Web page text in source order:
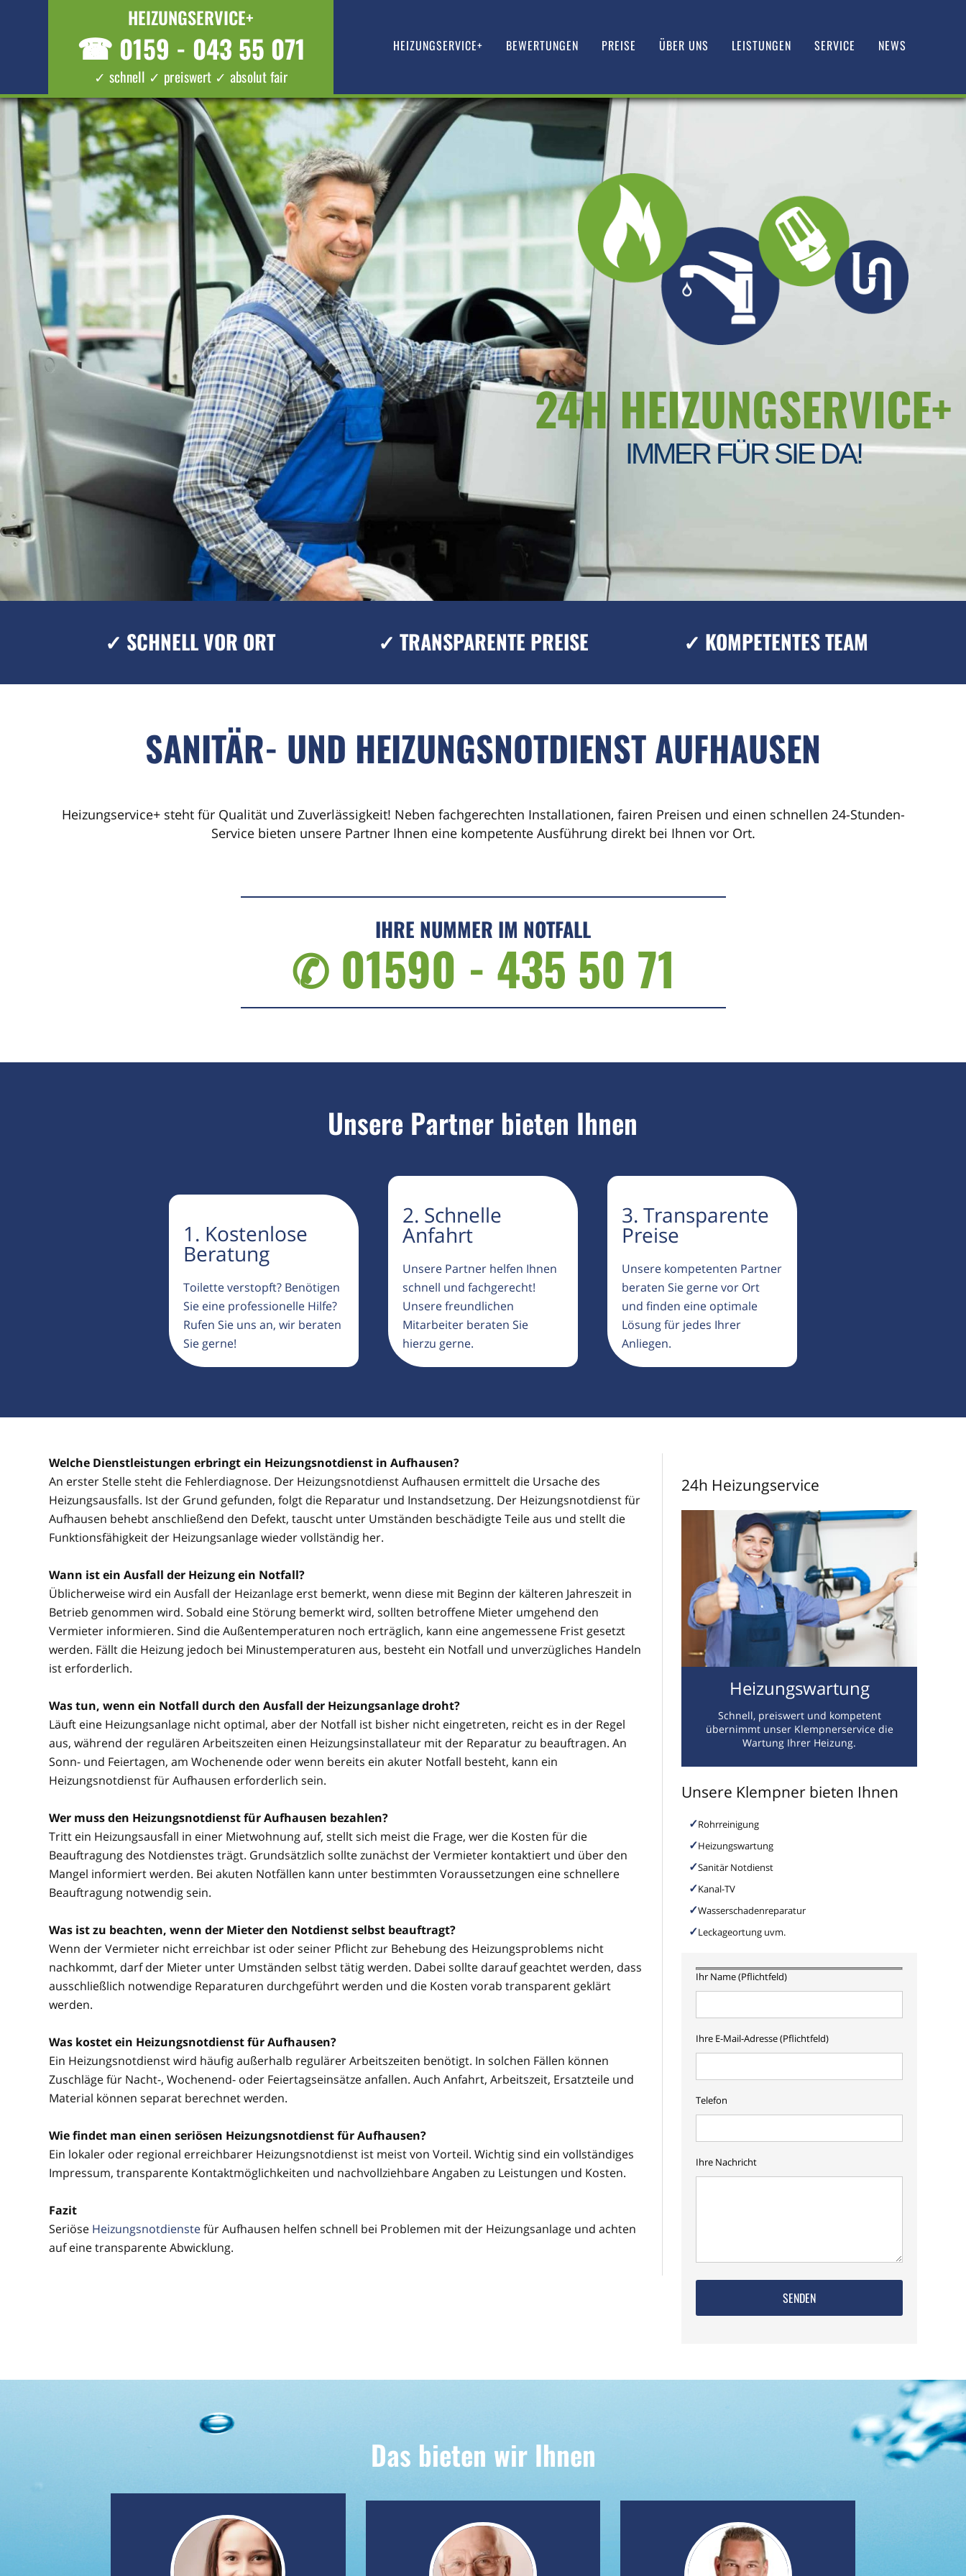
HEIZUNGSERVICE+
☎ 0159 - 043 55 071
✓ schnell ✓ preiswert ✓ absolut fair
HEIZUNGSERVICE+ BEWERTUNGEN PREISE ÜBER UNS LEISTUNGEN SERVICE NEWS
24H HEIZUNGSERVICE+
IMMER FÜR SIE DA!
✓ SCHNELL VOR ORT ✓ TRANSPARENTE PREISE ✓ KOMPETENTES TEAM
SANITÄR- UND HEIZUNGSNOTDIENST AUFHAUSEN
Heizungservice+ steht für Qualität und Zuverlässigkeit! Neben fachgerechten Installationen, fairen Preisen und einen schnellen 24-Stunden-
Service bieten unsere Partner Ihnen eine kompetente Ausführung direkt bei Ihnen vor Ort.
IHRE NUMMER IM NOTFALL
✆ 01590 - 435 50 71
Unsere Partner bieten Ihnen
1. Kostenlose
Beratung
Toilette verstopft? Benötigen
Sie eine professionelle Hilfe?
Rufen Sie uns an, wir beraten
Sie gerne!
2. Schnelle
Anfahrt
Unsere Partner helfen Ihnen
schnell und fachgerecht!
Unsere freundlichen
Mitarbeiter beraten Sie
hierzu gerne.
3. Transparente
Preise
Unsere kompetenten Partner
beraten Sie gerne vor Ort
und finden eine optimale
Lösung für jedes Ihrer
Anliegen.
Welche Dienstleistungen erbringt ein Heizungsnotdienst in Aufhausen?
An erster Stelle steht die Fehlerdiagnose. Der Heizungsnotdienst Aufhausen ermittelt die Ursache des
Heizungsausfalls. Ist der Grund gefunden, folgt die Reparatur und Instandsetzung. Der Heizungsnotdienst für
Aufhausen behebt anschließend den Defekt, tauscht unter Umständen beschädigte Teile aus und stellt die
Funktionsfähigkeit der Heizungsanlage wieder vollständig her.
Wann ist ein Ausfall der Heizung ein Notfall?
Üblicherweise wird ein Ausfall der Heizanlage erst bemerkt, wenn diese mit Beginn der kälteren Jahreszeit in
Betrieb genommen wird. Sobald eine Störung bemerkt wird, sollten betroffene Mieter umgehend den
Vermieter informieren. Sind die Außentemperaturen noch erträglich, kann eine angemessene Frist gesetzt
werden. Fällt die Heizung jedoch bei Minustemperaturen aus, besteht ein Notfall und unverzügliches Handeln
ist erforderlich.
Was tun, wenn ein Notfall durch den Ausfall der Heizungsanlage droht?
Läuft eine Heizungsanlage nicht optimal, aber der Notfall ist bisher nicht eingetreten, reicht es in der Regel
aus, während der regulären Arbeitszeiten einen Heizungsinstallateur mit der Reparatur zu beauftragen. An
Sonn- und Feiertagen, am Wochenende oder wenn bereits ein akuter Notfall besteht, kann ein
Heizungsnotdienst für Aufhausen erforderlich sein.
Wer muss den Heizungsnotdienst für Aufhausen bezahlen?
Tritt ein Heizungsausfall in einer Mietwohnung auf, stellt sich meist die Frage, wer die Kosten für die
Beauftragung des Notdienstes trägt. Grundsätzlich sollte zunächst der Vermieter kontaktiert und über den
Mangel informiert werden. Bei akuten Notfällen kann unter bestimmten Voraussetzungen eine schnellere
Beauftragung notwendig sein.
Was ist zu beachten, wenn der Mieter den Notdienst selbst beauftragt?
Wenn der Vermieter nicht erreichbar ist oder seiner Pflicht zur Behebung des Heizungsproblems nicht
nachkommt, darf der Mieter unter Umständen selbst tätig werden. Dabei sollte darauf geachtet werden, dass
ausschließlich notwendige Reparaturen durchgeführt werden und die Kosten vorab transparent geklärt
werden.
Was kostet ein Heizungsnotdienst für Aufhausen?
Ein Heizungsnotdienst wird häufig außerhalb regulärer Arbeitszeiten benötigt. In solchen Fällen können
Zuschläge für Nacht-, Wochenend- oder Feiertagseinsätze anfallen. Auch Anfahrt, Arbeitszeit, Ersatzteile und
Material können separat berechnet werden.
Wie findet man einen seriösen Heizungsnotdienst für Aufhausen?
Ein lokaler oder regional erreichbarer Heizungsnotdienst ist meist von Vorteil. Wichtig sind ein vollständiges
Impressum, transparente Kontaktmöglichkeiten und nachvollziehbare Angaben zu Leistungen und Kosten.
Fazit
Seriöse Heizungsnotdienstefür Aufhausen helfen schnell bei Problemen mit der Heizungsanlage und achten
auf eine transparente Abwicklung.
24h Heizungservice
Heizungswartung
Schnell, preiswert und kompetent
übernimmt unser Klempnerservice die
Wartung Ihrer Heizung.
Unsere Klempner bieten Ihnen
Rohrreinigung
Heizungswartung
Sanitär Notdienst
Kanal-TV
Wasserschadenreparatur
Leckageortung uvm.
Ihr Name (Pflichtfeld)
Ihre E-Mail-Adresse (Pflichtfeld)
Telefon
Ihre Nachricht
Das bieten wir Ihnen